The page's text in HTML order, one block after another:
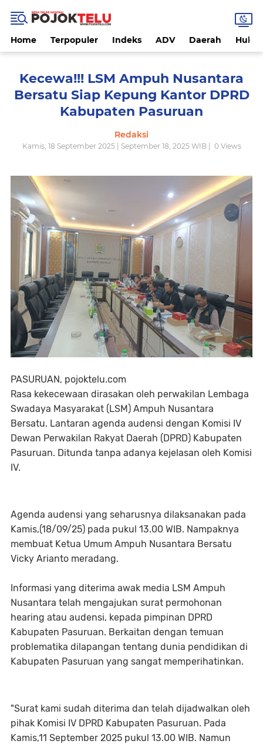
Home Terpopuler Indeks ADV Daerah
Kecewa!!! LSM Ampuh Nusantara
Bersatu Siap Kepung Kantor DPRD
Kabupaten Pasuruan
Redaksi
Kamis, 18 September 2025 | September 18, 2025 WIB | 0Views
PASURUAN, pojoktelu.com
Rasa kekecewaan dirasakan oleh perwakilan Lembaga
Swadaya Masyarakat (LSM) Ampuh Nusantara
Bersatu. Lantaran agenda audensi dengan Komisi IV
Dewan Perwakilan Rakyat Daerah (DPRD) Kabupaten
Pasuruan. Ditunda tanpa adanya kejelasan oleh Komisi
IV.
Agenda audensi yang seharusnya dilaksanakan pada
Kamis,(18/09/25) pada pukul 13.00 WIB. Nampaknya
membuat Ketua Umum Ampuh Nusantara Bersatu
Vicky Arianto meradang.
Informasi yang diterima awak media LSM Ampuh
Nusantara telah mengajukan surat permohonan
hearing atau audensi, kepada pimpinan DPRD
Kabupaten Pasuruan. Berkaitan dengan temuan
problematika dilapangan tentang dunia pendidikan di
Kabupaten Pasuruan yang sangat memperihatinkan.
"Surat kami sudah diterima dan telah dijadwalkan oleh
pihak Komisi IV DPRD Kabupaten Pasuruan. Pada
Kamis,11 September 2025 pukul 13.00 WIB. Namun